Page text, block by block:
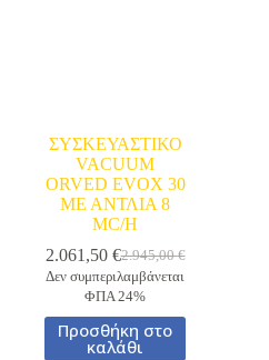
ΣΥΣΚΕΥΑΣΤΙΚΟ
VACUUM
ORVED EVOX 30
ΜΕ ΑΝΤΛΙΑ 8
MC/H
2.945,00€
Original
price
was:
2.945,00 €.
2.061,50 €
Η
τρέχουσα
τιμή
είναι:
2.061,50 €.
Δεν συμπεριλαμβάνεται
ΦΠΑ 24%
Προσθήκη στο
καλάθι